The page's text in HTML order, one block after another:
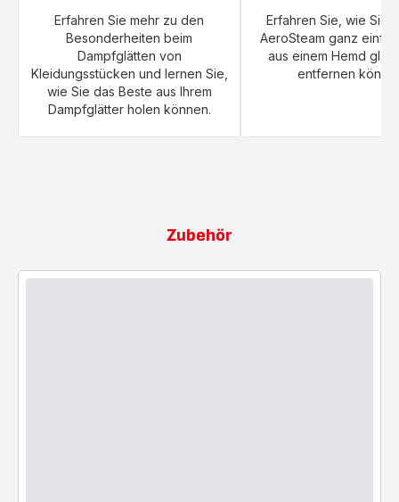
Erfahren Sie mehr zu den
Besonderheiten beim
Dampfglätten von
Kleidungsstücken und lernen Sie,
wie Sie das Beste aus Ihrem
Dampfglätter holen können.
Erfahren Sie, wie Sie
AeroSteam ganz
aus einem Hemd
entfernen
Zubehör